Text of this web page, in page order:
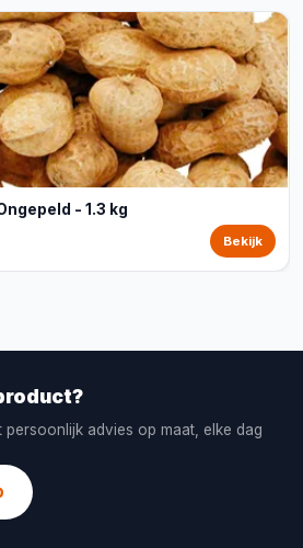
- 1.3 kg
Bekijk
persoonlijk advies op maat, elke dag